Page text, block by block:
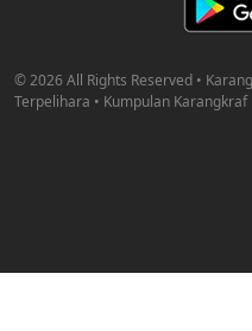
© 2026 All Rights Reserved •
Terpelihara • Kumpulan Karangkraf